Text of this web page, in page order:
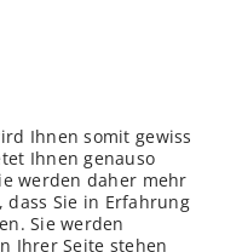
Ihnen somit gewiss
Ihnen genauso
werden daher mehr
Sie in Erfahrung
Sie werden
Ihrer Seite stehen